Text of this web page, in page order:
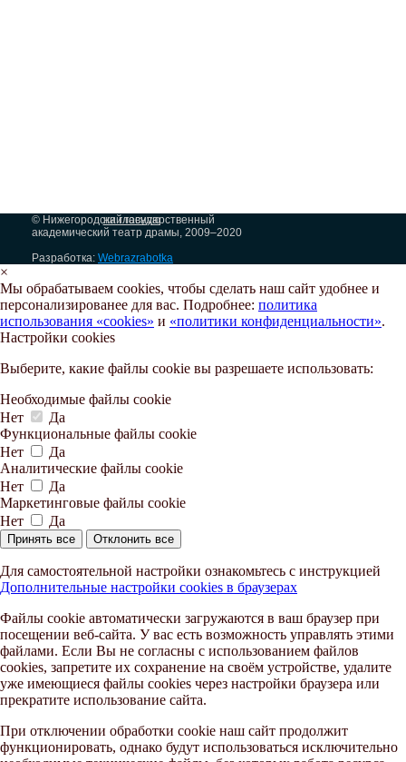
на главную
© Нижегородский государственный
академический театр драмы, 2009–2020
Разработка: Webrazrabotka
×
Мы обрабатываем cookies, чтобы сделать наш сайт удобнее и
персонализированее для вас. Подробнее: политика
использования «cookies» и «политики конфиденциальности».
Настройки cookies
Выберите, какие файлы cookie вы разрешаете использовать:
Необходимые файлы cookie
Нет
Да
Функциональные файлы cookie
Нет
Да
Аналитические файлы cookie
Нет
Да
Маркетинговые файлы cookie
Нет
Да
Принять все Отклонить все
Для самостоятельной настройки ознакомьтесь с инструкцией
Дополнительные настройки cookies в браузерах
Файлы cookie автоматически загружаются в ваш браузер при
посещении веб-сайта. У вас есть возможность управлять этими
файлами. Если Вы не согласны с использованием файлов
cookies, запретите их сохранение на своём устройстве, удалите
уже имеющиеся файлы cookies через настройки браузера или
прекратите использование сайта.
При отключении обработки cookie наш сайт продолжит
функционировать, однако будут использоваться исключительно